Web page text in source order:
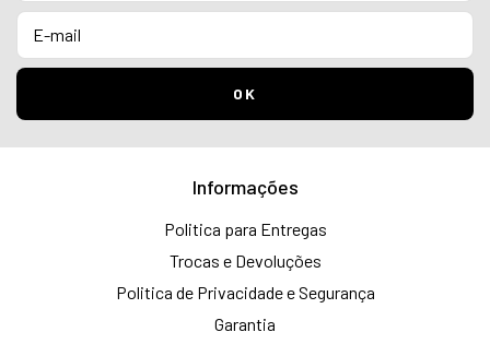
Informações
Politica para Entregas
Trocas e Devoluções
Politica de Privacidade e Segurança
Garantia